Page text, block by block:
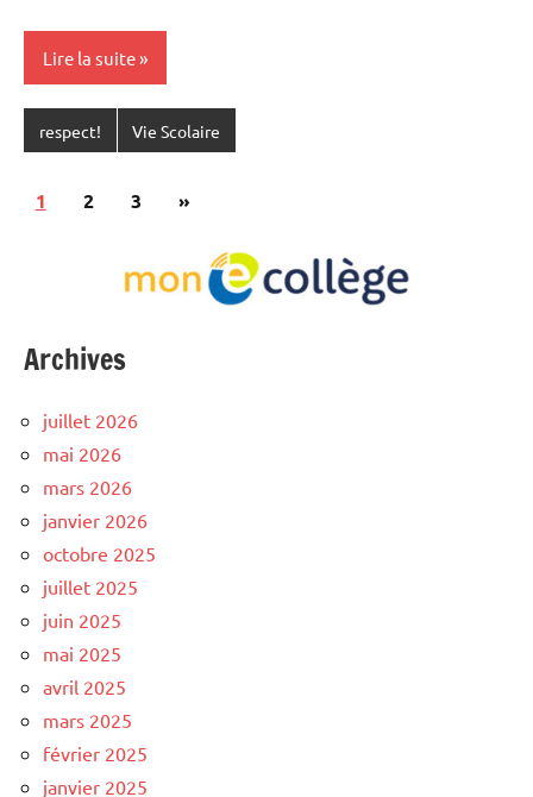
Lire la suite
respect! Vie Scolaire
Pagination
publications
1 2 3
Articles
»
Archives
juillet 2026
mai 2026
mars 2026
janvier 2026
octobre 2025
juillet 2025
juin 2025
mai 2025
avril 2025
mars 2025
février 2025
janvier 2025